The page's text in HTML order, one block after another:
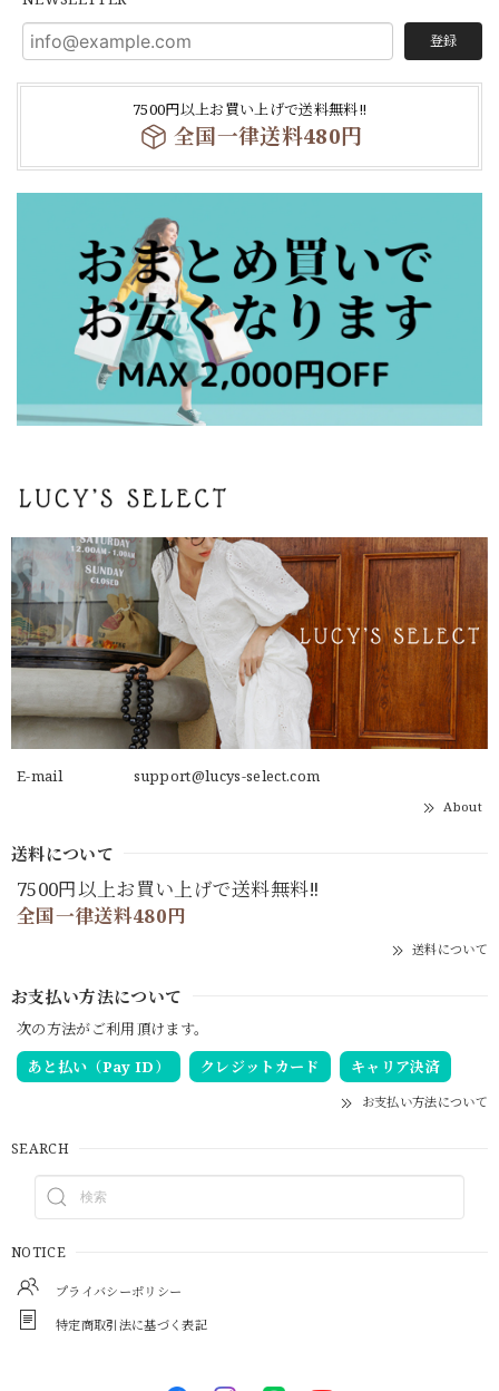
登録
7500円以上お買い上げで送料無料‼
全国一律送料480円
E-mail support@lucys-select.com
About
送料について
7500円以上お買い上げで送料無料‼
全国一律送料480円
送料について
お支払い方法について
次の方法がご利用頂けます。
あと払い（Pay ID）
クレジットカード キャリア決済
お支払い方法について
SEARCH
NOTICE
プライバシーポリシー
特定商取引法に基づく表記